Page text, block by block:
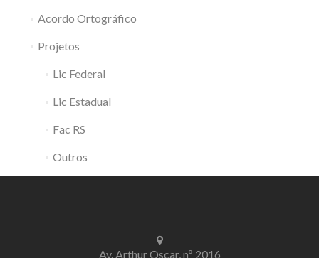
Acordo Ortográfico
Projetos
Lic Federal
Lic Estadual
Fac RS
Outros
Av. Arthur Oscar, nº 2016